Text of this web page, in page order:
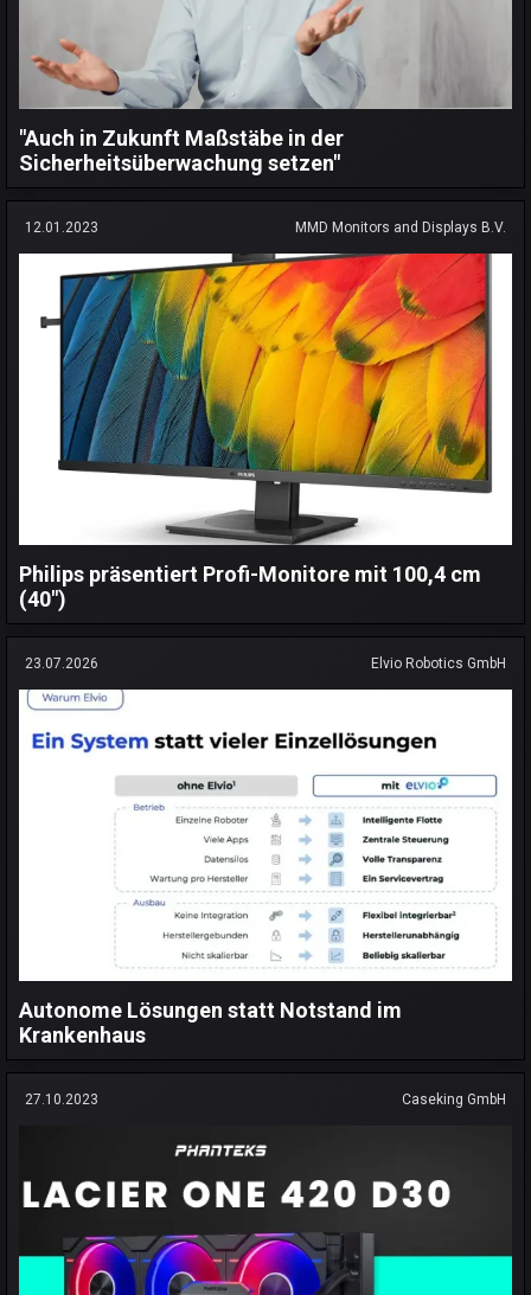
"Auch in Zukunft Maßstäbe in der
Sicherheitsüberwachung setzen"
12.01.2023 MMD Monitors and Displays B.V.
Philips präsentiert Profi-Monitore mit 100,4 cm
(40")
23.07.2026 Elvio Robotics GmbH
Autonome Lösungen statt Notstand im
Krankenhaus
27.10.2023 Caseking GmbH